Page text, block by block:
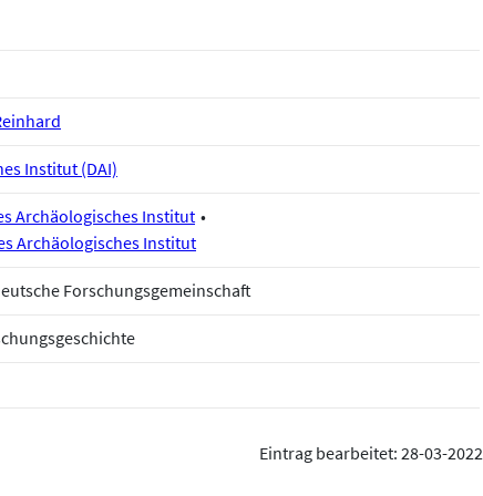
Institut (DAI)
Archäologisches Institut
Archäologisches Institut
Forschungsgemeinschaft
Eintrag bearbeitet: 28-03-2022